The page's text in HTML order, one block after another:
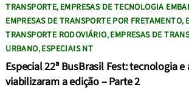
TRANSPORTE, EMPRESAS DE TECNOLOGIA
EMPRESAS DE TRANSPORTE POR FRETAMENTO,
TRANSPORTE RODOVIÁRIO,EMPRESAS DE
URBANO,ESPECIAIS NT
Especial 22ª BusBrasil Fest: tecnologia
viabilizaram a edição – Parte 2